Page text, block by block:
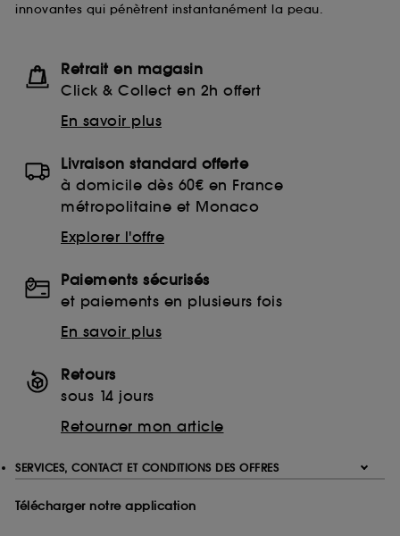
innovantes qui pénètrent instantanément la peau.
Retrait en magasin
Click & Collect en 2h offert
En savoir plus
Livraison standard offerte
à domicile dès 60€ en France
métropolitaine et Monaco
Explorer l'offre
Paiements sécurisés
et paiements en plusieurs fois
En savoir plus
Retours
sous 14 jours
Retourner mon article
SERVICES, CONTACT ET CONDITIONS DES OFFRES
Télécharger notre application